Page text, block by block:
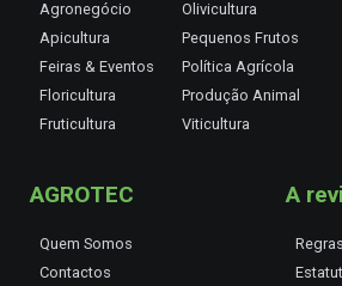
Agronegócio
Apicultura
Feiras & Eventos
Floricultura
Fruticultura
Olivicultura
Pequenos Frutos
Política Agrícola
Produção Animal
Viticultura
AGROTEC
Quem Somos
Contactos
A